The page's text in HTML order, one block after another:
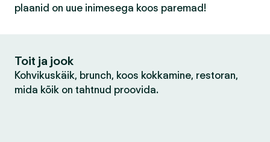
plaanid on uue inimesega koos paremad!
Toit ja jook
Kohvikuskäik, brunch, koos kokkamine, restoran,
mida kõik on tahtnud proovida.